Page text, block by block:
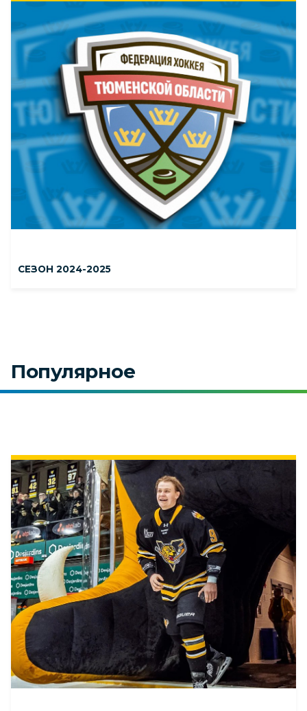
СЕЗОН 2024-2025
Популярное